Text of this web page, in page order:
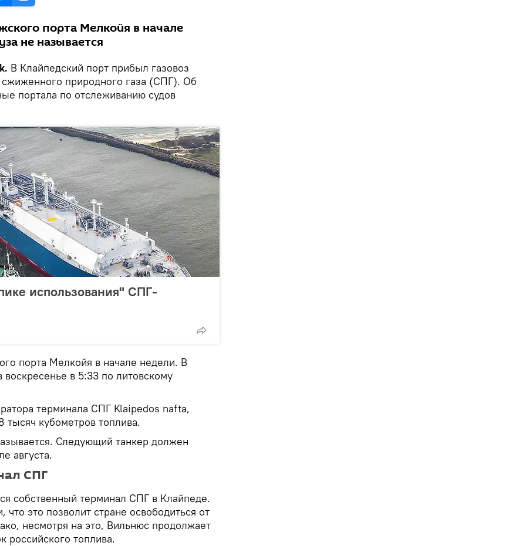
порта Мелкойя в начале
не называется
В Клайпедский порт прибыл газовоз
природного газа (СПГ). Об
портала по отслеживанию судов
использования" СПГ-
порта Мелкойя в начале недели. В
в 5:33 по литовскому
терминала СПГ Klaipedos nafta,
тысяч кубометров топлива.
Следующий танкер должен
августа.
СПГ
собственный терминал СПГ в Клайпеде.
что это позволит стране освободиться от
несмотря на это, Вильнюс продолжает
российского топлива.